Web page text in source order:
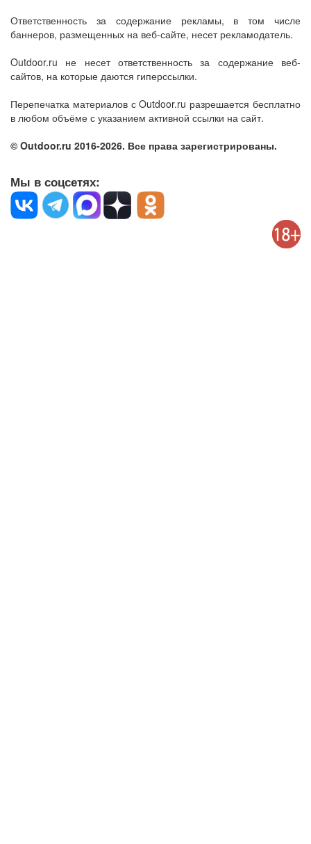
Ответственность за содержание рекламы, в том числе
баннеров, размещенных на веб-сайте, несет рекламодатель.
Outdoor.ru не несет ответственность за содержание веб-
сайтов, на которые даются гиперссылки.
Перепечатка материалов с Outdoor.ru разрешается бесплатно
в любом объёме с указанием активной ссылки на сайт.
© Outdoor.ru 2016-2026. Все права зарегистрированы.
Мы в соцсетях: